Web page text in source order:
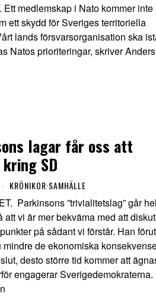
Ett medlemskap i Nato kommer inte
ett skydd för Sveriges territoriella
lands försvarsorganisation ska
Natos prioriteringar, skriver Anders
lagar får oss att
SD
KRÖNIKOR·SAMHÄLLE
Parkinsons ”trivialitetslag” går
att vi är mer bekväma med att
på sådant vi förstår. Han
mindre de ekonomiska
desto större tid kommer att
engagerar Sverigedemokraterna.